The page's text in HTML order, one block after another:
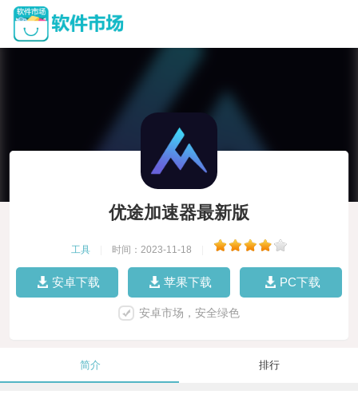
优途加速器最新版
工具 时间：2023-11-18
安卓下载 苹果下载 PC下载
安卓市场，安全绿色
简介 排行